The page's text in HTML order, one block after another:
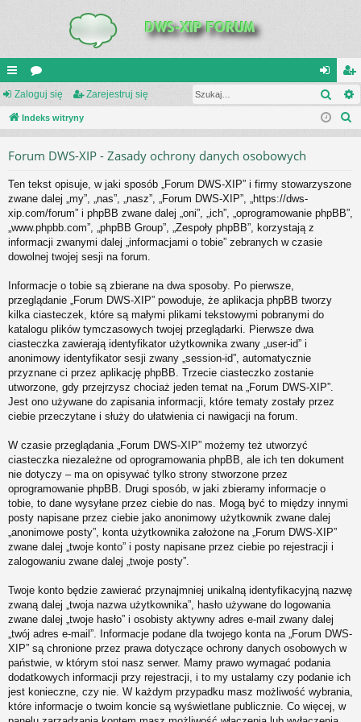
UI
C
IN
K
S
or
a
al
og
ę
ar
ej
si
Zaloguj się Zarejestruj się
Indeks witryny
Forum DWS-XIP - Zasady ochrony danych osobowych
Ten tekst opisuje, w jaki sposób „Forum DWS-XIP” i firmy stowarzyszone
zwane dalej „my”, „nas”, „nasz”, „Forum DWS-XIP”, „https://dws-
xip.com/forum” i phpBB zwane dalej „oni”, „ich”, „oprogramowanie phpBB”,
„www.phpbb.com”, „phpBB Group”, „Zespoły phpBB”, korzystają z
informacji zwanymi dalej „informacjami o tobie” zebranych w czasie
dowolnej twojej sesji na forum.
Informacje o tobie są zbierane na dwa sposoby. Po pierwsze,
przeglądanie „Forum DWS-XIP” powoduje, że aplikacja phpBB tworzy
kilka ciasteczek, które są małymi plikami tekstowymi pobranymi do
katalogu plików tymczasowych twojej przeglądarki. Pierwsze dwa
ciasteczka zawierają identyfikator użytkownika zwany „user-id” i
anonimowy identyfikator sesji zwany „session-id”, automatycznie
przyznane ci przez aplikację phpBB. Trzecie ciasteczko zostanie
utworzone, gdy przejrzysz chociaż jeden temat na „Forum DWS-XIP”.
Jest ono używane do zapisania informacji, które tematy zostały przez
ciebie przeczytane i służy do ułatwienia ci nawigacji na forum.
W czasie przeglądania „Forum DWS-XIP” możemy też utworzyć
ciasteczka niezależne od oprogramowania phpBB, ale ich ten dokument
nie dotyczy – ma on opisywać tylko strony stworzone przez
oprogramowanie phpBB. Drugi sposób, w jaki zbieramy informacje o
tobie, to dane wysyłane przez ciebie do nas. Mogą być to między innymi
posty napisane przez ciebie jako anonimowy użytkownik zwane dalej
„anonimowe posty”, konta użytkownika założone na „Forum DWS-XIP”
zwane dalej „twoje konto” i posty napisane przez ciebie po rejestracji i
zalogowaniu zwane dalej „twoje posty”.
Twoje konto będzie zawierać przynajmniej unikalną identyfikacyjną nazwę
zwaną dalej „twoja nazwa użytkownika”, hasło używane do logowania
zwane dalej „twoje hasło” i osobisty aktywny adres e-mail zwany dalej
„twój adres e-mail”. Informacje podane dla twojego konta na „Forum DWS-
XIP” są chronione przez prawa dotyczące ochrony danych osobowych w
państwie, w którym stoi nasz serwer. Mamy prawo wymagać podania
dodatkowych informacji przy rejestracji, i to my ustalamy czy podanie ich
jest konieczne, czy nie. W każdym przypadku masz możliwość wybrania,
które informacje o twoim koncie są wyświetlane publicznie. Co więcej, w